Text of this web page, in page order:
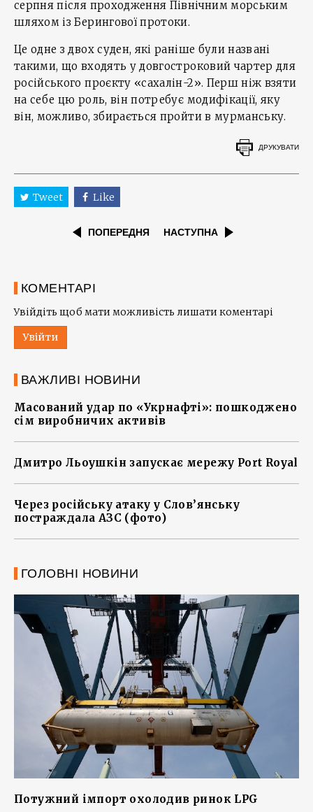
серпня після проходження Північним морським
шляхом із Берингової протоки.
Це одне з двох суден, які раніше були названі
такими, що входять у довгостроковий чартер для
російського проєкту «сахалін-2». Перш ніж взяти
на себе цю роль, він потребує модифікації, яку
він, можливо, збирається пройти в мурманську.
ДРУКУВАТИ
Tweet Like
ПОПЕРЕДНЯ НАСТУПНА
КОМЕНТАРІ
Увійдіть щоб мати можливість лишати коментарі
Увійти
ВАЖЛИВІ НОВИНИ
Масований удар по «Укрнафті»: пошкоджено
сім виробничих активів
Дмитро Льоушкін запускає мережу Port Royal
Через російську атаку у Слов’янську
постраждала АЗС (фото)
ГОЛОВНІ НОВИНИ
Потужний імпорт охолодив ринок LPG